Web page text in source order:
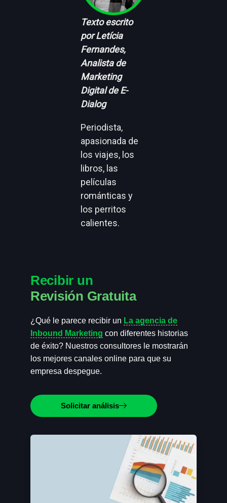
Texto escrito
por Letícia
Fernandes,
Analista de
Marketing
Digital de E-
Dialog
Periodista,
apasionada de
los viajes, los
libros, las
películas
románticas y
los perritos
calientes.
Recibir un
Revisión Gratuita
¿Qué le parece recibir un La agencia de
Inbound Marketing con diferentes historias
de éxito? Nuestros consultores le mostrarán
los mejores canales online para que su
empresa despegue.
Solicitar análisis